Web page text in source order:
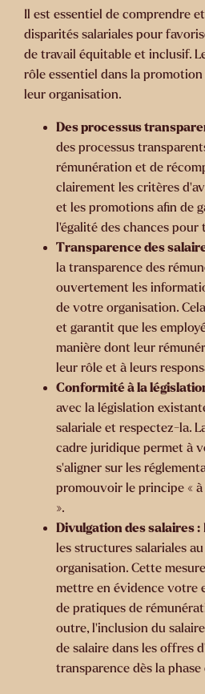
Il est essentiel de comprendre
disparités salariales pour
de travail équitable et inclusif.
rôle essentiel dans la promotion
leur organisation.
Des processus
des processus
rémunération et de
clairement les critères
et les promotions afin de
l'égalité des chances pour
Transparence des
la transparence des
ouvertement les
de votre organisation.
et garantit que les
manière dont leur
leur rôle et à leurs
Conformité à la
avec la législation
salariale et respectez-la.
cadre juridique permet à
s'aligner sur les
promouvoir le principe « à
».
Divulgation des salaires :
les structures salariales
organisation. Cette
mettre en évidence votre
de pratiques de
outre, l'inclusion du
de salaire dans les offres
transparence dès la